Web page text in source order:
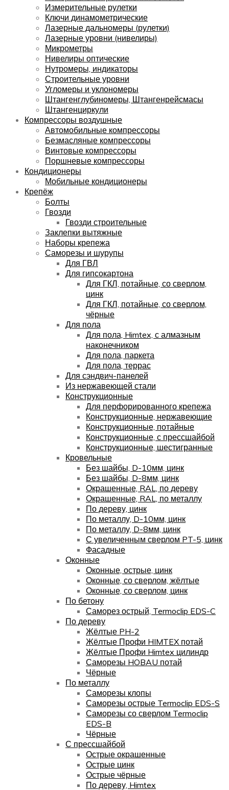
Измерительные рулетки
Ключи динамометрические
Лазерные дальномеры (рулетки)
Лазерные уровни (нивелиры)
Микрометры
Нивелиры оптические
Нутромеры, индикаторы
Строительные уровни
Угломеры и уклономеры
Штангенглубиномеры, Штангенрейсмасы
Штангенциркули
Компрессоры воздушные
Автомобильные компрессоры
Безмасляные компрессоры
Винтовые компрессоры
Поршневые компрессоры
Кондиционеры
Мобильные кондиционеры
Крепёж
Болты
Гвозди
Гвозди строительные
Заклепки вытяжные
Наборы крепежа
Саморезы и шурупы
Для ГВЛ
Для гипсокартона
Для ГКЛ, потайные, со сверлом,
цинк
Для ГКЛ, потайные, со сверлом,
чёрные
Для пола
Для пола, Himtex, с алмазным
наконечником
Для пола, паркета
Для пола, террас
Для сэндвич-панелей
Из нержавеющей стали
Конструкционные
Для перфорированного крепежа
Конструкционные, нержавеющие
Конструкционные, потайные
Конструкционные, с прессшайбой
Конструкционные, шестигранные
Кровельные
Без шайбы, D-10мм, цинк
Без шайбы, D-8мм, цинк
Окрашенные, RAL, по дереву
Окрашенные, RAL, по металлу
По дереву, цинк
По металлу, D-10мм, цинк
По металлу, D-8мм, цинк
С увеличенным сверлом PT-5, цинк
Фасадные
Оконные
Оконные, острые, цинк
Оконные, со сверлом, жёлтые
Оконные, со сверлом, цинк
По бетону
Саморез острый, Termoclip EDS-C
По дереву
Жёлтые PH-2
Жёлтые Профи HIMTEX потай
Жёлтые Профи Himtex цилиндр
Саморезы HOBAU потай
Чёрные
По металлу
Саморезы клопы
Саморезы острые Termoclip EDS-S
Саморезы со сверлом Termoclip
EDS-B
Чёрные
С прессшайбой
Острые окрашенные
Острые цинк
Острые чёрные
По дереву, Himtex